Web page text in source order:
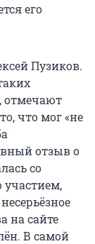
его
Пузиков.
отмечают
что мог «не
отзыв о
со
участием,
на сайте
В самой